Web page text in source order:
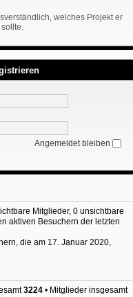
welches Projekt er
Angemeldet bleiben
Mitglieder, 0 unsichtbare
aktiven Besuchern der letzten
die am 17. Januar 2020,
3224 • Mitglieder insgesamt